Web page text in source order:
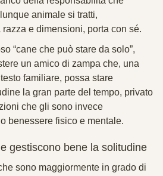
animale si tratti,
e dimensioni, porta con sé.
“cane che può stare da solo”,
un amico di zampa che, una
familiare, possa stare
la gran parte del tempo, privato
che gli sono invece
benessere fisico e mentale.
gestiscono bene la solitudine
sono maggiormente in grado di